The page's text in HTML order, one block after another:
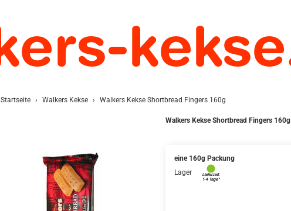
Startseite Walkers Kekse Walkers Kekse Shortbread Fingers 160g
Walkers Kekse Shortbread Fingers 160g
eine 160g Packung
Lager